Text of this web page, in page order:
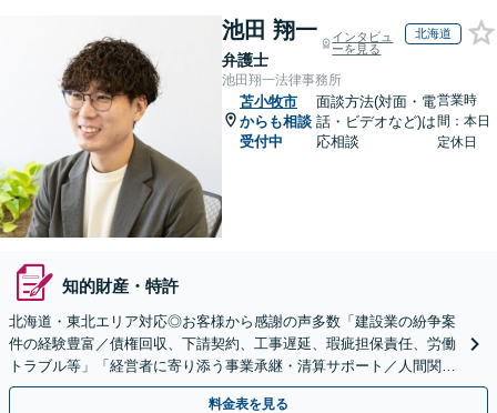
池田 翔一
弁護士
インタビュ
ーを見る
北海道
池田翔一法律事務所
苫小牧市
からも相談
受付中
面談方法(対面・電
話・ビデオなど)は
応相談
営業時
間：本日
定休日
知的財産・特許
北海道・東北エリア対応◎お客様から感謝の声多数「建設業の紛争案
件の経験豊富／債権回収、下請契約、工事遅延、瑕疵担保責任、労働
トラブル等」「経営者に寄り添う事業承継・清算サポート／人間関係
を含め総合的アドバイス」顧問契約／WEB面談／夜間相談
料金表を見る